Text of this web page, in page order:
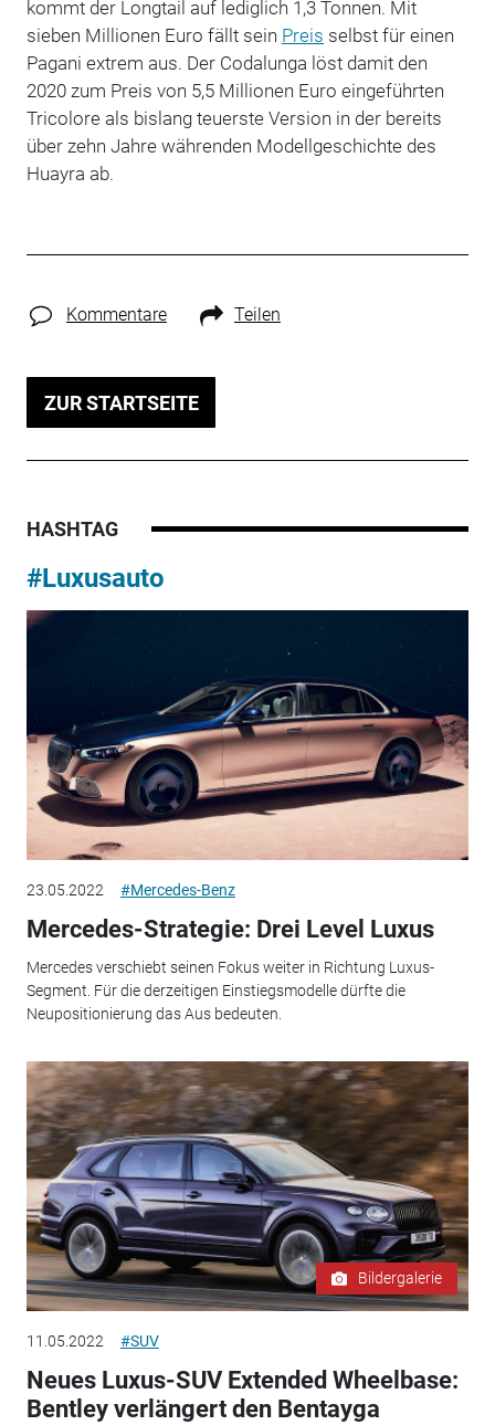
kommt der Longtail auf lediglich 1,3 Tonnen. Mit
sieben Millionen Euro fällt sein Preis selbst für einen
Pagani extrem aus. Der Codalunga löst damit den
2020 zum Preis von 5,5 Millionen Euro eingeführten
Tricolore als bislang teuerste Version in der bereits
über zehn Jahre währenden Modellgeschichte des
Huayra ab.
Kommentare Teilen
ZUR STARTSEITE
HASHTAG
#Luxusauto
23.05.2022 #Mercedes-Benz
Mercedes-Strategie: Drei Level Luxus
Mercedes verschiebt seinen Fokus weiter in Richtung Luxus-
Segment. Für die derzeitigen Einstiegsmodelle dürfte die
Neupositionierung das Aus bedeuten.
Bildergalerie
11.05.2022 #SUV
Neues Luxus-SUV Extended Wheelbase:
Bentley verlängert den Bentayga